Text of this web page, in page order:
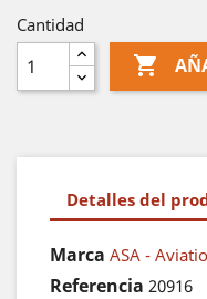
Cantidad

Detalles del
Marca ASA -
Referencia 20916